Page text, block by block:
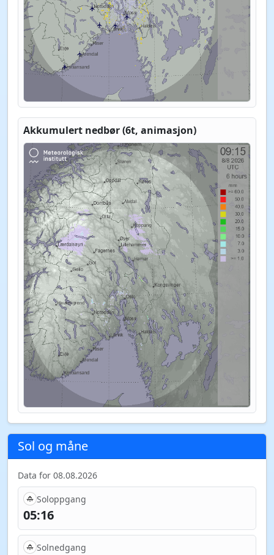
Akkumulert nedbør (6t, animasjon)
Sol og måne
Data for 08.08.2026
Soloppgang
05:16
Solnedgang